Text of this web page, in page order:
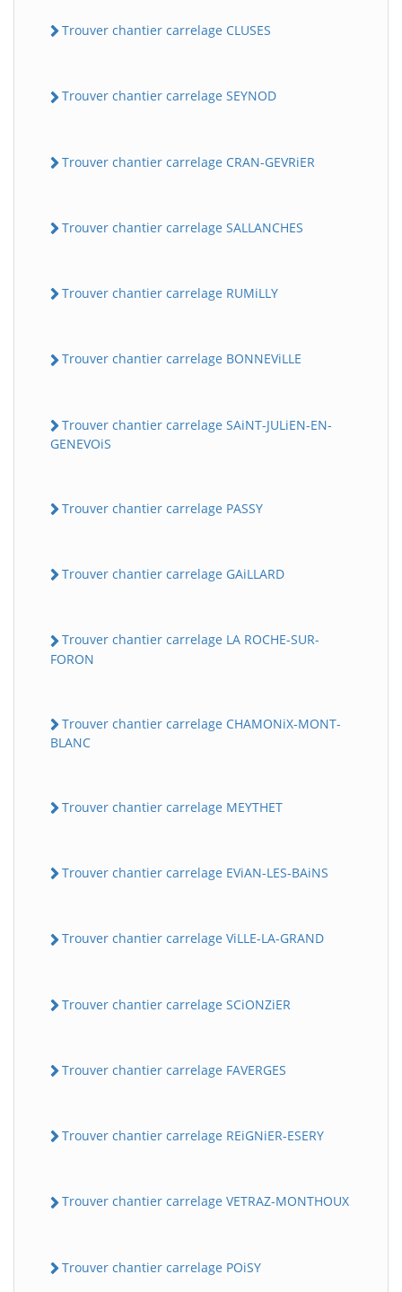
Trouver chantier carrelage CLUSES
Trouver chantier carrelage SEYNOD
Trouver chantier carrelage CRAN-GEVRiER
Trouver chantier carrelage SALLANCHES
Trouver chantier carrelage RUMiLLY
Trouver chantier carrelage BONNEViLLE
Trouver chantier carrelage SAiNT-JULiEN-EN-
GENEVOiS
Trouver chantier carrelage PASSY
Trouver chantier carrelage GAiLLARD
Trouver chantier carrelage LA ROCHE-SUR-
FORON
Trouver chantier carrelage CHAMONiX-MONT-
BLANC
Trouver chantier carrelage MEYTHET
Trouver chantier carrelage EViAN-LES-BAiNS
Trouver chantier carrelage ViLLE-LA-GRAND
Trouver chantier carrelage SCiONZiER
Trouver chantier carrelage FAVERGES
Trouver chantier carrelage REiGNiER-ESERY
Trouver chantier carrelage VETRAZ-MONTHOUX
Trouver chantier carrelage POiSY